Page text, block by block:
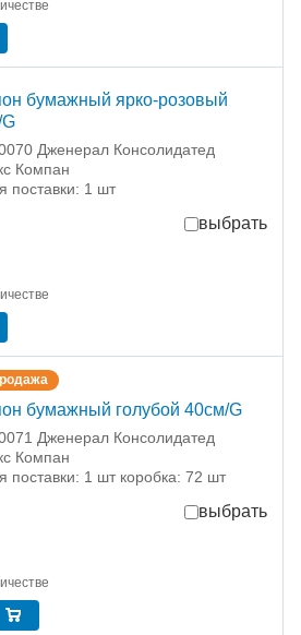
бумажный ярко-розовый
Дженерал Консолидатед
Компан
поставки: 1 шт
выбрать
бумажный голубой 40см/G
Дженерал Консолидатед
Компан
поставки: 1 шт коробка: 72 шт
выбрать